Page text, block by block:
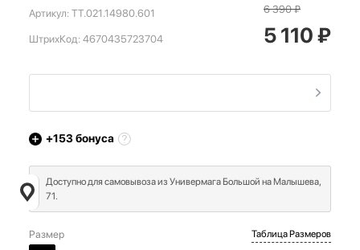
Артикул: TT.021.14980.601
ШтрихКод: 4670435723704
6 390₽
5 110₽
+153бонуса
Доступно для самовывоза из Универмага Большой на Малышева,
71.
Размер
Таблица Размеров